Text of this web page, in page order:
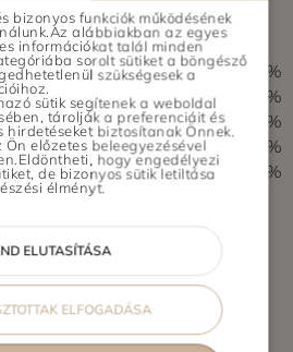
0,0
alapján
0%
0%
0%
0%
0%
Légy Te az első!
bizonyos funkciók működésének
alábbiakban az egyes
információkat talál minden
sorolt sütiket a böngésző
szükségesek a
sütik segítenek a weboldal
tárolják a preferenciáit és
biztosítanak Önnek.
Ön előzetes beleegyezésével
hogy engedélyezi
de bizonyos sütik letiltása
élményt.
ELUTASÍTÁSA
ELFOGADÁSA